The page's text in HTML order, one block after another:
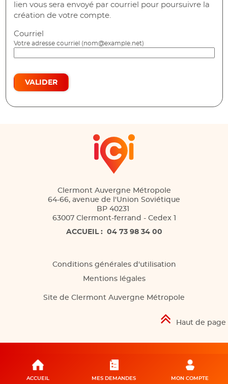
ACCUEIL MES DEMANDES MON COMPTE
lien vous sera envoyé par courriel pour poursuivre la
création de votre compte.
Courriel
Votre adresse courriel (nom@example.net)
VALIDER
Clermont Auvergne Métropole
64-66, avenue de l'Union Soviétique
BP 40231
63007 Clermont-ferrand - Cedex 1
ACCUEIL : 04 73 98 34 00
Conditions générales d'utilisation
Mentions légales
Site de Clermont Auvergne Métropole
Haut de page